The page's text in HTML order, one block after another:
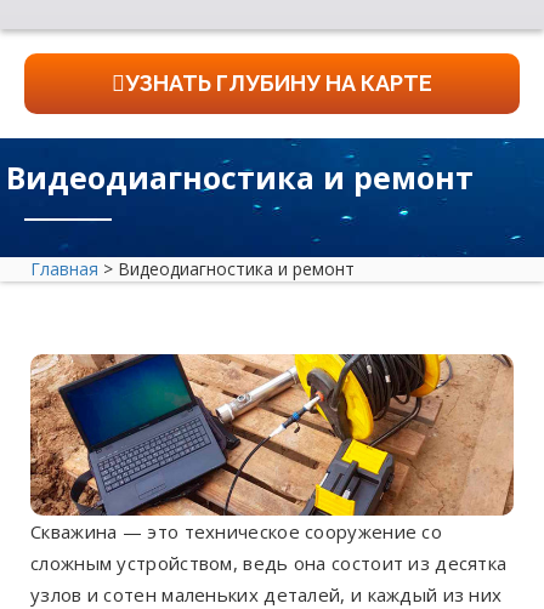
УЗНАТЬ ГЛУБИНУ НА КАРТЕ
Видеодиагностика и ремонт
Главная > Видеодиагностика и ремонт
Скважина — это техническое сооружение со
сложным устройством, ведь она состоит из десятка
узлов и сотен маленьких деталей, и каждый из них